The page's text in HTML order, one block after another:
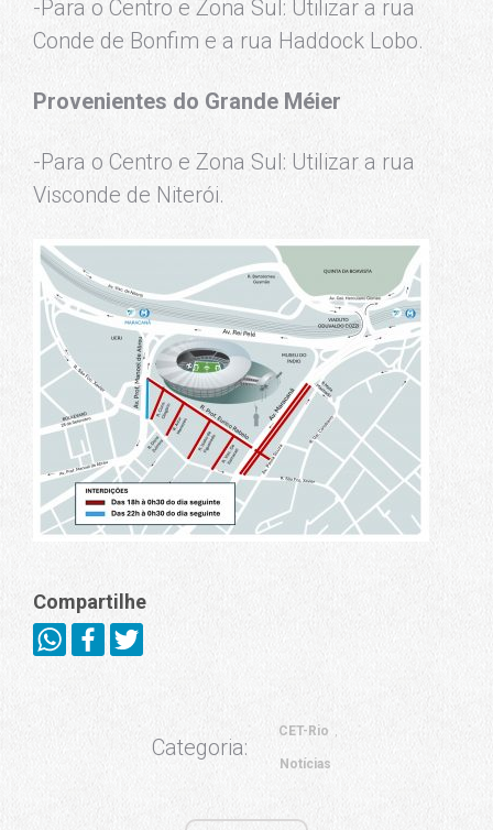
-Para o Centro e Zona Sul: Utilizar a rua
Conde de Bonfim e a rua Haddock Lobo.
Provenientes do Grande Méier
-Para o Centro e Zona Sul: Utilizar a rua
Visconde de Niterói.
Compartilhe
Categoria:
CET-Rio
Notícias